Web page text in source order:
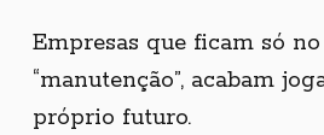
Empresas que ficam só
“manutenção”, acabam
próprio futuro.